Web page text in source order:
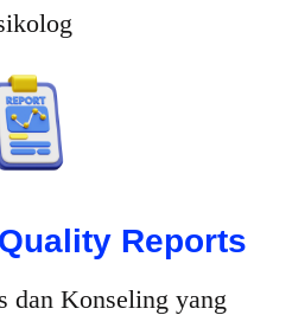
Reports
dan Konseling yang